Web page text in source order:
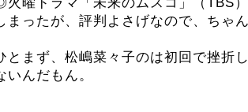
まったが、評判よさげなので、ちゃ
とまず、松嶋菜々子のは初回で挫折
いんだもん。